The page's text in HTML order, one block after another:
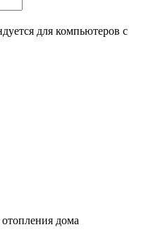
для компьютеров с
дома